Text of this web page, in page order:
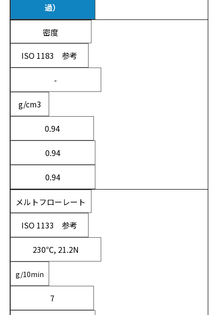
過）
密度
ISO 1183 参考
-
g/cm3
0.94
0.94
0.94
メルトフローレート
ISO 1133 参考
230℃, 21.2N
g/10min
7